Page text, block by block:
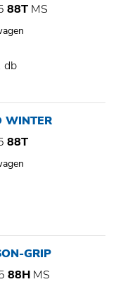
88T MS
db
WINTER
88T
GRIP
88H MS